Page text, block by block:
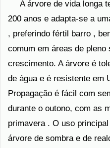
A árvore de vida longa
200 anos e adapta-se a
, preferindo fértil barro ,
comum em áreas de
crescimento. A árvore é
de água e é resistente em
Propagação é fácil com
durante o outono, com as
primavera . O uso
árvore de sombra e de